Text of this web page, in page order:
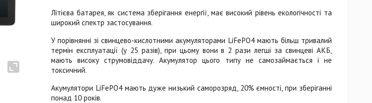
Літієва батарея, як система зберігання енергії, має високий рівень екологічності та
широкий спектр застосування.
У порівнянні зі свинцево-кислотними акумуляторами LiFePO4 мають більш тривалий
термін експлуатації (у 25 разів), при цьому вони в 2 рази легші за свинцеві АКБ,
мають високу струмовіддачу. Акумулятор цього типу не самозаймається і не
токсичний.
Акумулятори LiFePO4 мають дуже низький саморозряд, 20% ємності, при зберіганні
понад 10 років.